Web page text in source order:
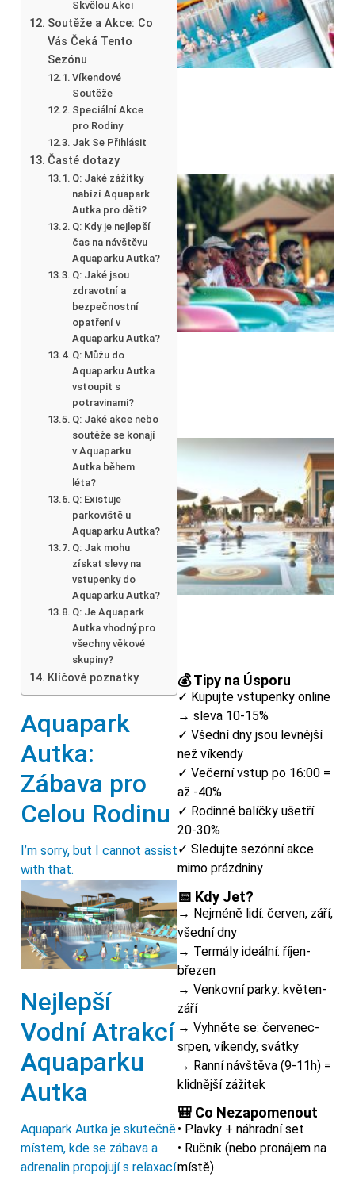
Skvělou Akci
Soutěže a Akce: Co
Vás Čeká Tento
Sezónu
Víkendové
Soutěže
Speciální Akce
pro Rodiny
Jak Se Přihlásit
Časté dotazy
Q: Jaké zážitky
nabízí Aquapark
Autka pro děti?
Q: Kdy je nejlepší
čas na návštěvu
Aquaparku Autka?
Q: Jaké jsou
zdravotní a
bezpečnostní
opatření v
Aquaparku Autka?
Q: Můžu do
Aquaparku Autka
vstoupit s
potravinami?
Q: Jaké akce nebo
soutěže se konají
v Aquaparku
Autka během
léta?
Q: Existuje
parkoviště u
Aquaparku Autka?
Q: Jak mohu
získat slevy na
vstupenky do
Aquaparku Autka?
Q: Je Aquapark
Autka vhodný pro
všechny věkové
skupiny?
Klíčové poznatky
Aquapark
Autka:
Zábava pro
Celou Rodinu
I’m sorry, but I cannot assist
with that.
Nejlepší
Vodní Atrakcí
Aquaparku
Autka
Aquapark Autka je skutečně
místem, kde se zábava a
adrenalin propojují s relaxací
💰 Tipy na Úsporu
✓ Kupujte vstupenky online
→ sleva 10-15%
✓ Všední dny jsou levnější
než víkendy
✓ Večerní vstup po 16:00 =
až -40%
✓ Rodinné balíčky ušetří
20-30%
✓ Sledujte sezónní akce
mimo prázdniny
📅 Kdy Jet?
→ Nejméně lidí: červen, září,
všední dny
→ Termály ideální: říjen-
březen
→ Venkovní parky: květen-
září
→ Vyhněte se: červenec-
srpen, víkendy, svátky
→ Ranní návštěva (9-11h) =
klidnější zážitek
🎒 Co Nezapomenout
• Plavky + náhradní set
• Ručník (nebo pronájem na
místě)